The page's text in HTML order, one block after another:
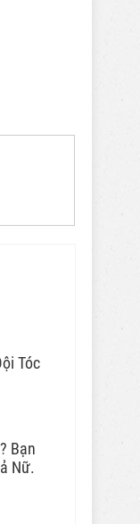
Tóc
Bạn
Nữ.